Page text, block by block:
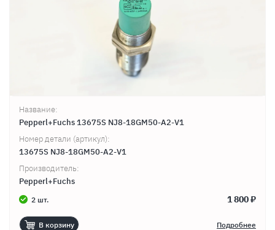
Название:
Pepperl+Fuchs 13675S NJ8-18GM50-A2-V1
Номер детали (артикул):
13675S NJ8-18GM50-A2-V1
Производитель:
Pepperl+Fuchs
2 шт. 1 800 ₽
В корзину Подробнее